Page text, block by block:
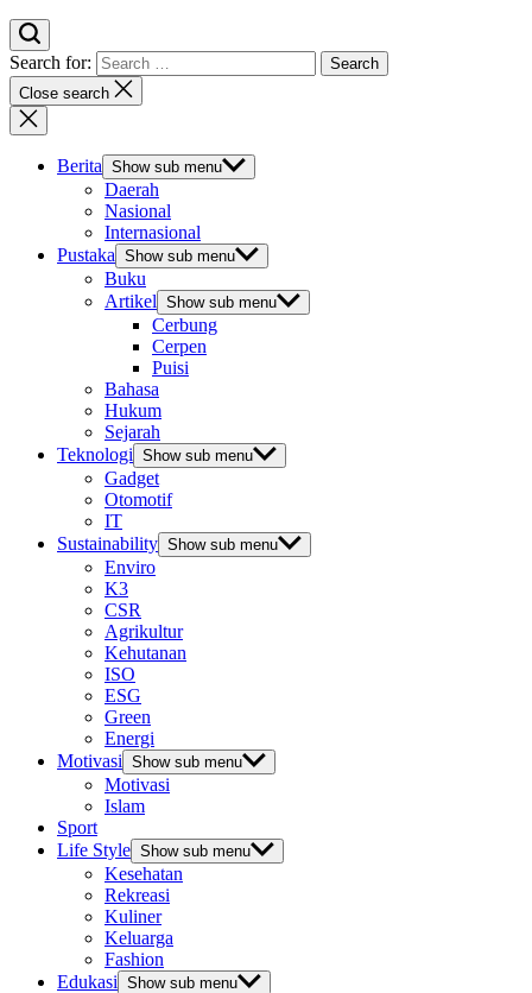
Search for:
Close search
Berita Show sub menu
Daerah
Nasional
Internasional
Pustaka Show sub menu
Buku
Artikel Show sub menu
Cerbung
Cerpen
Puisi
Bahasa
Hukum
Sejarah
Teknologi Show sub menu
Gadget
Otomotif
IT
Sustainability Show sub menu
Enviro
K3
CSR
Agrikultur
Kehutanan
ISO
ESG
Green
Energi
Motivasi Show sub menu
Motivasi
Islam
Sport
Life Style Show sub menu
Kesehatan
Rekreasi
Kuliner
Keluarga
Fashion
Edukasi Show sub menu